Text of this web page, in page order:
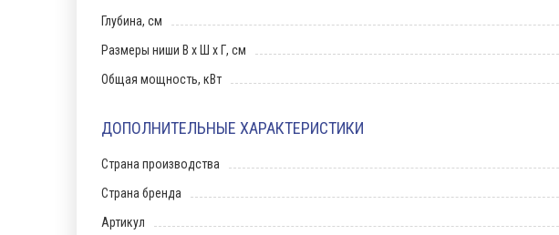
Глубина, см
Размеры ниши В х Ш х Г, см
Общая мощность, кВт
ДОПОЛНИТЕЛЬНЫЕ ХАРАКТЕРИСТИКИ
Страна производства
Страна бренда
Артикул